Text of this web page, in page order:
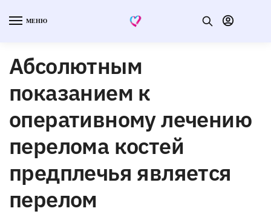
МЕНЮ
Абсолютным
показанием к
оперативному лечению
перелома костей
предплечья является
перелом